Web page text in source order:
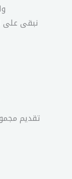
نبقى على
تقديم